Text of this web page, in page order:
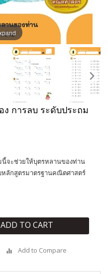
การลบ ระดับประถม
จะช่วยให้บุตรหลานของท่าน
หลักสูตรมาตรฐานคณิตศาสตร์
ADD TO CART
Add to Compare